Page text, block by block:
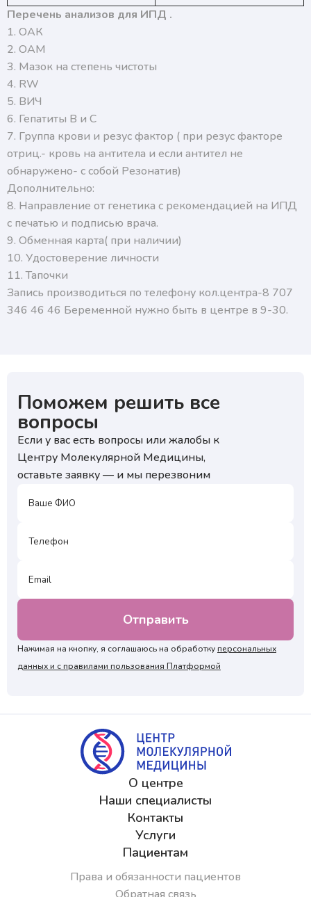
Перечень анализов для ИПД .
1. ОАК
2. ОАМ
3. Мазок на степень чистоты
4. RW
5. ВИЧ
6. Гепатиты В и С
7. Группа крови и резус фактор ( при резус факторе
отриц.- кровь на антитела и если антител не
обнаружено- с собой Резонатив)
Дополнительно:
8. Направление от генетика с рекомендацией на ИПД
с печатью и подписью врача.
9. Обменная карта( при наличии)
10. Удостоверение личности
11. Тапочки
Запись производиться по телефону кол.центра-8 707
346 46 46 Беременной нужно быть в центре в 9-30.
Поможем решить все
вопросы
Если у вас есть вопросы или жалобы к
Центру Молекулярной Медицины,
оставьте заявку — и мы перезвоним
Нажимая на кнопку, я соглашаюсь на обработкуперсональных
данных и с правилами пользования Платформой
О центре
Наши специалисты
Контакты
Услуги
Пациентам
Права и обязанности пациентов